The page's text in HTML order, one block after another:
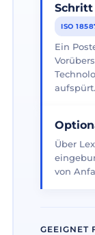
Schritt
ISO
Ein
aufspürt.
Über
von
GEEIGNET